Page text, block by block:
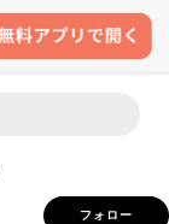
フォロー